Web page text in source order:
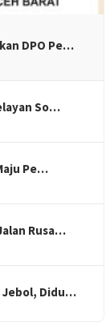
DPO Pe…
So…
Pe…
Rusa…
Jebol, Didu…